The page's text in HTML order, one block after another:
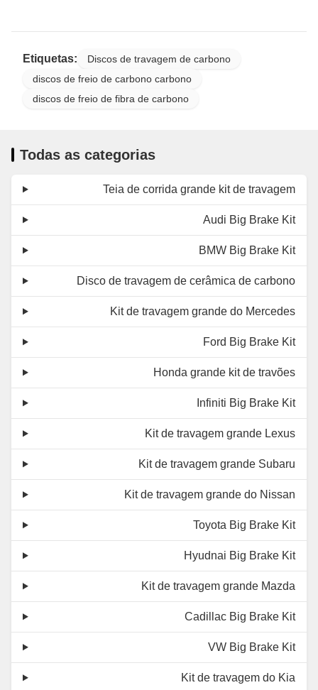
Etiquetas:
Discos de travagem de carbono
discos de freio de carbono carbono
discos de freio de fibra de carbono
Todas as categorias
Teia de corrida grande kit de travagem
Audi Big Brake Kit
BMW Big Brake Kit
Disco de travagem de cerâmica de carbono
Kit de travagem grande do Mercedes
Ford Big Brake Kit
Honda grande kit de travões
Infiniti Big Brake Kit
Kit de travagem grande Lexus
Kit de travagem grande Subaru
Kit de travagem grande do Nissan
Toyota Big Brake Kit
Hyudnai Big Brake Kit
Kit de travagem grande Mazda
Cadillac Big Brake Kit
VW Big Brake Kit
Kit de travagem do Kia